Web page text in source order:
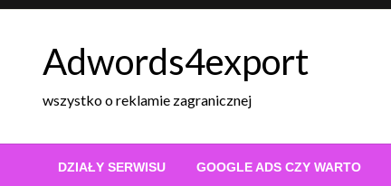
Skip
Adwords4export
wszystko o reklamie zagranicznej
DZIAŁY SERWISU GOOGLE ADS CZY WARTO